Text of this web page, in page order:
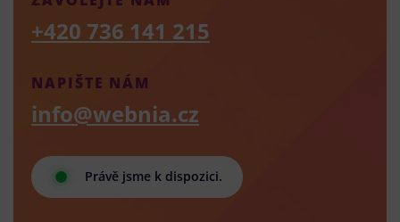
Právě jsme k dispozici.
NAPIŠTE NÁM
info@webnia.cz
+420 736 141 215